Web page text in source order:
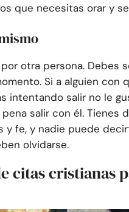
que necesitas orar y
otra persona. Debes
Si a alguien con
intentando salir no le
salir con él. Tienes
y fe, y nadie puede
olvidarse.
citas cristianas